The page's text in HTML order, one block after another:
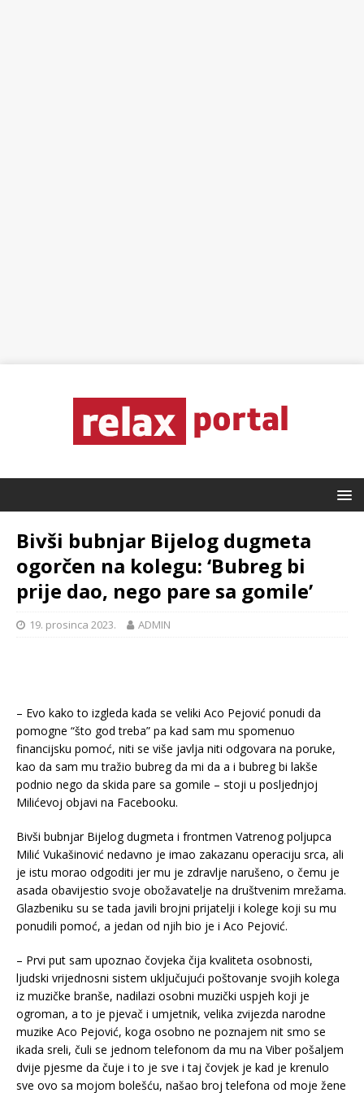
Bivši bubnjar Bijelog dugmeta
ogorčen na kolegu: ‘Bubreg bi
prije dao, nego pare sa gomile’
19. prosinca 2023. ADMIN
– Evo kako to izgleda kada se veliki Aco Pejović ponudi da
pomogne “što god treba” pa kad sam mu spomenuo
financijsku pomoć, niti se više javlja niti odgovara na poruke,
kao da sam mu tražio bubreg da mi da a i bubreg bi lakše
podnio nego da skida pare sa gomile – stoji u posljednjoj
Milićevoj objavi na Facebooku.
Bivši bubnjar Bijelog dugmeta i frontmen Vatrenog poljupca
Milić Vukašinović nedavno je imao zakazanu operaciju srca, ali
je istu morao odgoditi jer mu je zdravlje narušeno, o čemu je
asada obavijestio svoje obožavatelje na društvenim mrežama.
Glazbeniku su se tada javili brojni prijatelji i kolege koji su mu
ponudili pomoć, a jedan od njih bio je i Aco Pejović.
– Prvi put sam upoznao čovjeka čija kvaliteta osobnosti,
ljudski vrijednosni sistem uključujući poštovanje svojih kolega
iz muzičke branše, nadilazi osobni muzički uspjeh koji je
ogroman, a to je pjevač i umjetnik, velika zvijezda narodne
muzike Aco Pejović, koga osobno ne poznajem nit smo se
ikada sreli, čuli se jednom telefonom da mu na Viber pošaljem
dvije pjesme da čuje i to je sve i taj čovjek je kad je krenulo
sve ovo sa mojom bolešću, našao broj telefona od moje žene